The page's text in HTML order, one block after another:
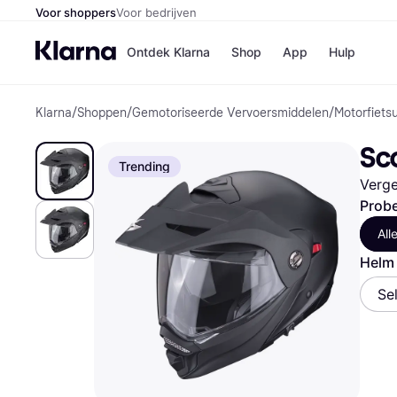
Voor shoppersVoor bedrijven
Ontdek Klarna Shop
Winkels
Kruidvat
App Hulp
Klarna/Shoppen/Gemotoriseerde Vervoersmiddelen/
Trending